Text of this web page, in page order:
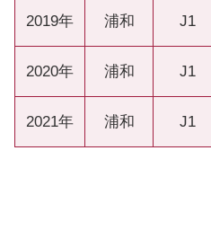
2019年 浦和 J1
2020年 浦和 J1
2021年 浦和 J1